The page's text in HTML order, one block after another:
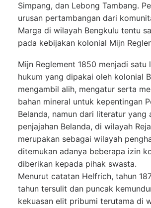
Simpang, dan Lebong Tambang.
urusan pertambangan dari
Marga di wilayah Bengkulu tentu
pada kebijakan kolonial Mijn
Mijn Reglement 1850 menjadi satu
hukum yang dipakai oleh kolonial
mengambil alih, mengatur serta
bahan mineral untuk kepentingan
Belanda, namun dari literatur yang
penjajahan Belanda, di wilayah
merupakan sebagai wilayah
ditemukan adanya beberapa izin
diberikan kepada pihak swasta.
Menurut catatan Helfrich, tahun
tahun tersulit dan puncak
kekuasan elit pribumi terutama di